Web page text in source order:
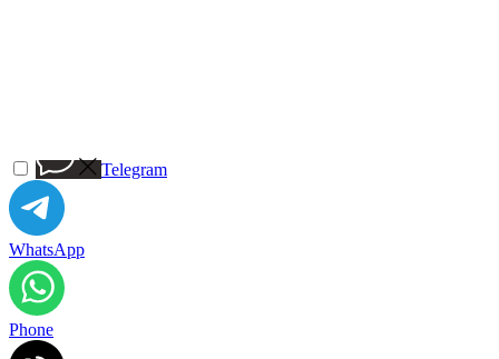
Telegram
WhatsApp
Phone